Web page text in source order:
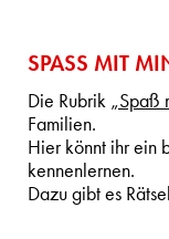
SPASS MIT
Die Rubrik „Spaß
Familien.
Hier könnt ihr ein
kennenlernen.
Dazu gibt es